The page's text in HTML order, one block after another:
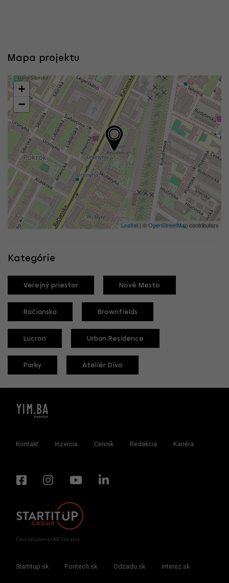
Mapa projektu
+
−
Leaflet | ©OpenStreetMapcontributors
Kategórie
Verejný priestor Nové Mesto
Račianska Brownfields
Lucron Urban Residence
Parky Ateliér Divo
Kontakt Inzercia Cenník Redakcia Kariéra
Člen združenia IAB Slovakia
Startitup.sk Fontech.sk Odzadu.sk interez.sk